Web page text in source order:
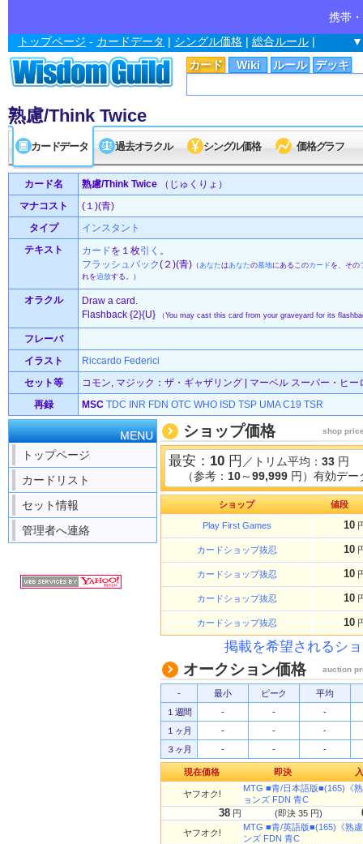
携帯
カード Wiki ルール デッキ
トップページ - カードデータ | シングル価格 | 総合ルール |
熟慮/Think Twice
カードデータ 過去オラクル シングル価格 価格グラフ
カード名 熟慮/Think Twice （じゅくりょ）
マナコスト
(１)(青)
タイプ
インスタント
テキスト
カードを１枚引く 。
フラッシュバック(２)(青) （あなたはあなたの墓地にあるこのカード を、その
れを追放する。）
オラクル
Draw a card.
Flashback {2}{U}
（You may cast this card from your graveyard for its
フレーバ
イラスト
Riccardo Federici
セット等
コモン, マジック：ザ・ギャザリング | マーベル スーパー・ヒ
再録
MSC TDC INR FDN OTC WHO ISD TSP UMA C19 TSR
MENU
トップページ
カードリスト
セット情報
管理者へ連絡
ショップ価格 shop
最安： 10 円 ／トリム平均： 33 円
（参考： 10～99,999 円）有効デ
ショップ 値段
Play First Games 10
カードショップ抜忍 10
カードショップ抜忍 10
カードショップ抜忍 10
カードショップ抜忍 10
掲載を希望されるシ
オークション価格 auction
- 最小 ピーク
平均
１週間
- -
-
１ヶ月
- -
-
３ヶ月
- - -
現在価格 即決
ヤフオク!
MTG ■青/日本語版■(165)《
ョンズ FDN 青C
38 円 (即決 35 円)
ヤフオク!
MTG ■青/英語版■(165)《熟
ンズ FDN 青C